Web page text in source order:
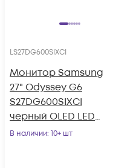
LS27DG600SIXCI
Монитор Samsung
27" Odyssey G6
S27DG600SIXCI
черный OLED LED
1ms 16:9 HDMI
В наличии: 10+ шт